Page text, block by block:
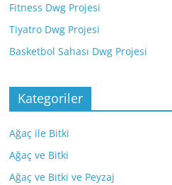
Fitness Dwg Projesi
Tiyatro Dwg Projesi
Basketbol Sahası Dwg Projesi
Kategoriler
Ağaç ile Bitki
Ağaç ve Bitki
Ağaç ve Bitki ve Peyzaj